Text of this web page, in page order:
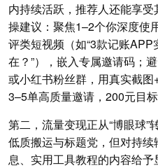
内持续活跃，推荐人还能享
操建议：聚焦1–2个你深度使
评类短视频（如“3款记账
在？”），嵌入专属邀请码；
或小红书粉丝群，用真实截
3–5单高质量邀请，200元目标
第二，流量变现正从“博眼球”
低质搬运与标题党，但对持
息、实用工具教程的内容给